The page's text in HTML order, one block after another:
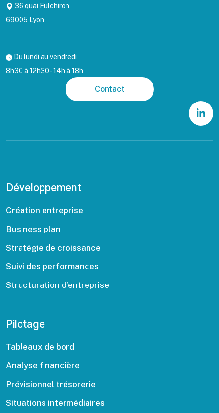
36 quai Fulchiron,
69005 Lyon
Du lundi au vendredi
8h30 à 12h30 - 14h à 18h
Contact
Développement
Création entreprise
Business plan
Stratégie de croissance
Suivi des performances
Structuration d’entreprise
Pilotage
Tableaux de bord
Analyse financière
Prévisionnel trésorerie
Situations intermédiaires